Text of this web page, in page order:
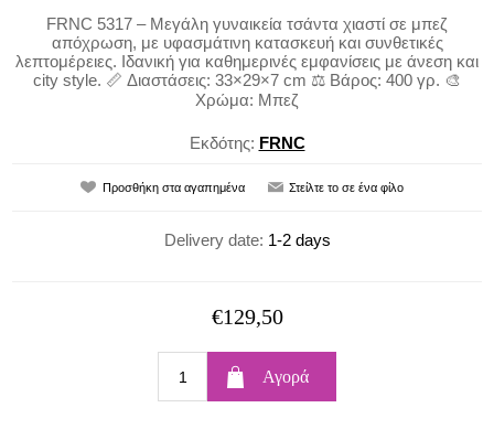
FRNC 5317 – Μεγάλη γυναικεία τσάντα χιαστί σε μπεζ
απόχρωση, με υφασμάτινη κατασκευή και συνθετικές
λεπτομέρειες. Ιδανική για καθημερινές εμφανίσεις με άνεση και
city style. 📏 Διαστάσεις: 33×29×7 cm ⚖️ Βάρος: 400 γρ. 🎨
Χρώμα: Μπεζ
Εκδότης: FRNC
Delivery date: 1-2 days
€129,50